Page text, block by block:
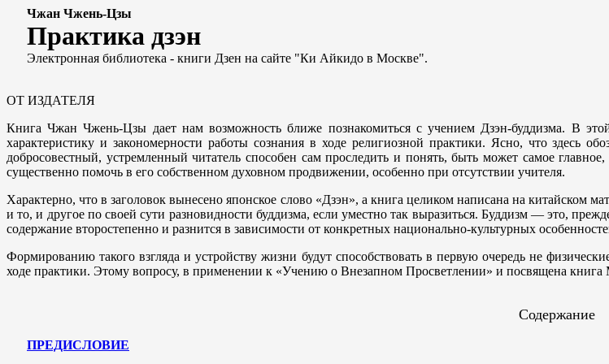
Чжан Чжень-Цзы
Практика дзэн
Электронная библиотека - книги Дзен на сайте "Ки Айкидо в Москве".
ОТ ИЗДАТЕЛЯ
Книга Чжан Чжень-Цзы дает нам возможность ближе познакомиться с учением Дзэн-буддизма. В
характеристику и закономерности работы сознания в ходе религиозной практики. Ясно, что
добросовестный, устремленный читатель способен сам проследить и понять, быть может самое
существенно помочь в его собственном духовном продвижении, особенно при отсутствии учителя.
Характерно, что в заголовок вынесено японское слово «Дзэн», а книга целиком написана на китайском
и то, и другое по своей сути разновидности буддизма, если уместно так выразиться. Буддизм — это,
содержание второстепенно и разнится в зависимости от конкретных национально-культурных
Формированию такого взгляда и устройству жизни будут способствовать в первую очередь не
ходе практики. Этому вопросу, в применении к «Учению о Внезапном Просветлении» и посвящена книга
Содержание
ПРЕДИСЛОВИЕ